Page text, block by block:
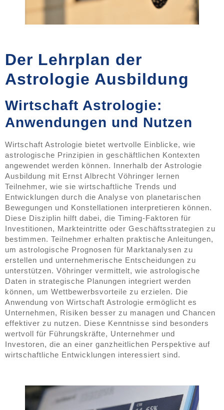
Der Lehrplan der
Astrologie Ausbildung
Wirtschaft Astrologie:
Anwendungen und Nutzen
Wirtschaft Astrologie bietet wertvolle Einblicke, wie
astrologische Prinzipien in geschäftlichen Kontexten
angewendet werden können. Innerhalb der Astrologie
Ausbildung mit Ernst Albrecht Vöhringer lernen
Teilnehmer, wie sie wirtschaftliche Trends und
Entwicklungen durch die Analyse von planetarischen
Bewegungen und Konstellationen interpretieren können.
Diese Disziplin hilft dabei, die Timing-Faktoren für
Investitionen, Markteintritte oder Geschäftsstrategien zu
bestimmen. Teilnehmer erhalten praktische Anleitungen,
um astrologische Prognosen für Marktanalysen zu
erstellen und unternehmerische Entscheidungen zu
unterstützen. Vöhringer vermittelt, wie astrologische
Daten in strategische Planungen integriert werden
können, um Wettbewerbsvorteile zu erzielen. Die
Anwendung von Wirtschaft Astrologie ermöglicht es
Unternehmen, Risiken besser zu managen und Chancen
effektiver zu nutzen. Diese Kenntnisse sind besonders
wertvoll für Führungskräfte, Unternehmer und
Investoren, die an einer ganzheitlichen Perspektive auf
wirtschaftliche Entwicklungen interessiert sind.